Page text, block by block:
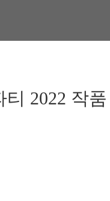
티 2022 작